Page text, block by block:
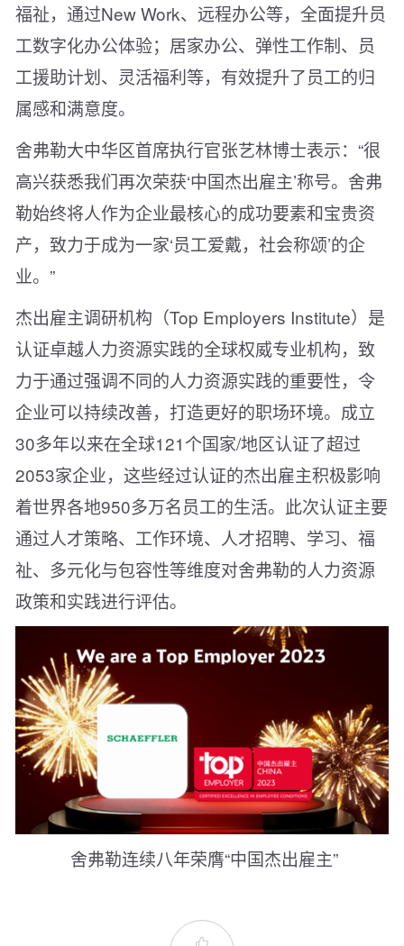
福祉，通过New Work、远程办公等，全面提升员
工数字化办公体验；居家办公、弹性工作制、员
工援助计划、灵活福利等，有效提升了员工的归
属感和满意度。
舍弗勒大中华区首席执行官张艺林博士表示：“很
高兴获悉我们再次荣获‘中国杰出雇主’称号。舍弗
勒始终将人作为企业最核心的成功要素和宝贵资
产，致力于成为一家‘员工爱戴，社会称颂’的企
业。”
杰出雇主调研机构（Top Employers Institute）是
认证卓越人力资源实践的全球权威专业机构，致
力于通过强调不同的人力资源实践的重要性，令
企业可以持续改善，打造更好的职场环境。成立
30多年以来在全球121个国家/地区认证了超过
2053家企业，这些经过认证的杰出雇主积极影响
着世界各地950多万名员工的生活。此次认证主要
通过人才策略、工作环境、人才招聘、学习、福
祉、多元化与包容性等维度对舍弗勒的人力资源
政策和实践进行评估。
舍弗勒连续八年荣膺“中国杰出雇主”